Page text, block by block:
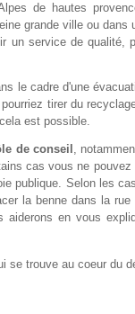
de hautes
grande ville ou dans
un service de qualité,
le cadre d'une
tirer du
est possible.
de conseil ,
cas vous ne
publique. Selon les
la benne dans la
aiderons en vous
se trouve au coeur du